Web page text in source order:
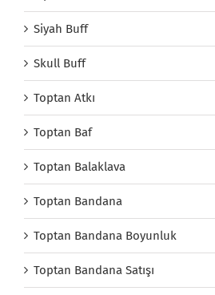
Siyah Buff
Skull Buff
Toptan Atkı
Toptan Baf
Toptan Balaklava
Toptan Bandana
Toptan Bandana Boyunluk
Toptan Bandana Satışı